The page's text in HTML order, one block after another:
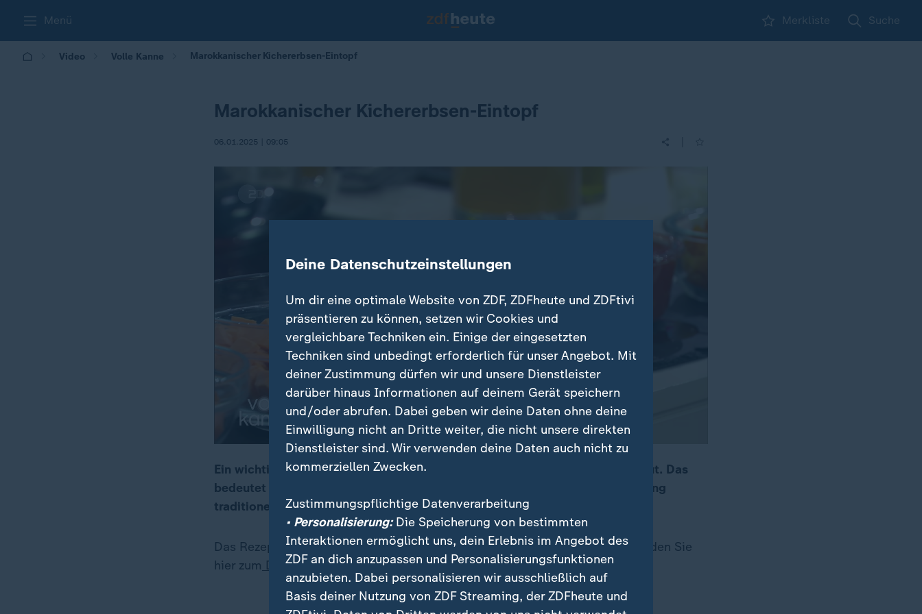
Menü Merkliste Suche
Video Volle Kanne Marokkanischer Kichererbsen-Eintopf
Marokkanischer Kichererbsen-Eintopf
06.01.2025 | 09:05
00:18
Ein wichtiges Gewürz in diesem Rezept von Halima Pflipsen ist Ras el Hanout. Das
bedeutet übersetzt „Kopf des Ladens“ und meint, dass diese Gewürzmischung
traditionell das Beste vereint, was ein Gewürzhändler zu bieten hat.
Das Rezept "Marokkanischer Kichererbsen-Eintopf" von Halima Pflipsen finden Sie
hier zum Download
Deine Datenschutzeinstellungen
Um dir eine optimale Website von ZDF, ZDFheute und ZDFtivi
präsentieren zu können, setzen wir Cookies und
vergleichbare Techniken ein. Einige der eingesetzten
Techniken sind unbedingt erforderlich für unser Angebot. Mit
deiner Zustimmung dürfen wir und unsere Dienstleister
darüber hinaus Informationen auf deinem Gerät speichern
und/oder abrufen. Dabei geben wir deine Daten ohne deine
Einwilligung nicht an Dritte weiter, die nicht unsere direkten
Dienstleister sind. Wir verwenden deine Daten auch nicht zu
kommerziellen Zwecken.
Zustimmungspflichtige Datenverarbeitung
• Personalisierung:Die Speicherung von bestimmten
Interaktionen ermöglicht uns, dein Erlebnis im Angebot des
ZDF an dich anzupassen und Personalisierungsfunktionen
anzubieten. Dabei personalisieren wir ausschließlich auf
Basis deiner Nutzung von ZDF Streaming, der ZDFheute und